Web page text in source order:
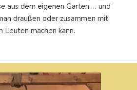
aus dem eigenen Garten … und
draußen oder zusammen mit
Leuten machen kann.